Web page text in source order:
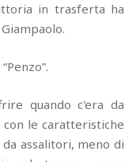
in trasferta ha
quando c'era da
le caratteristiche
assalitori, meno di